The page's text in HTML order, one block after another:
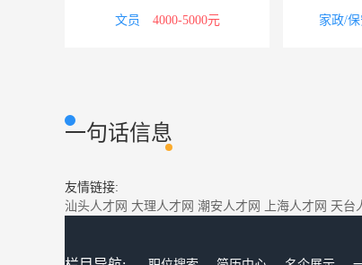
文员 4000-5000元 家政/保
一句话信息
友情链接:
汕头人才网 大理人才网 潮安人才网 上海人才网 天台